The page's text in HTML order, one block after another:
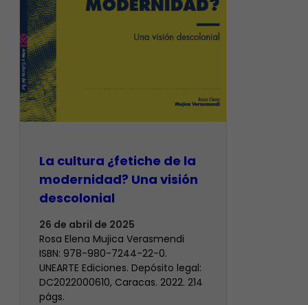
La cultura ¿fetiche de la
modernidad? Una visión
descolonial
26 de abril de 2025
Rosa Elena Mujica Verasmendi
ISBN: 978-980-7244-22-0.
UNEARTE Ediciones. Depósito legal:
DC2022000610, Caracas. 2022. 214
págs.